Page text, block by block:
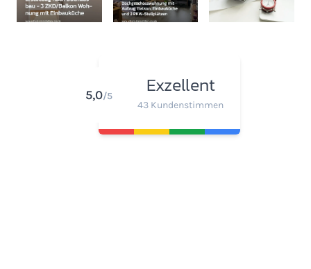
5,0/5 Exzellent
43 Kundenstimmen